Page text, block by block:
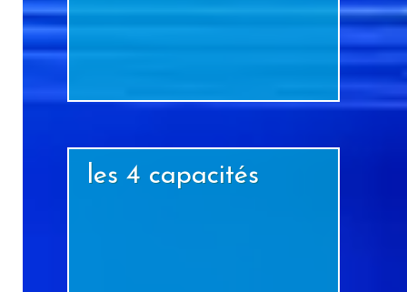
+
les 4 capacités